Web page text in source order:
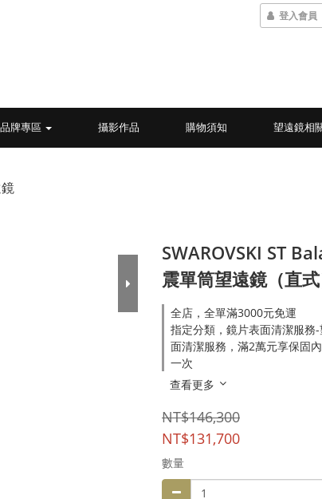
登入會員
牌專區 攝影作品 購物須知 望遠鏡相
SWAROVSKI ST
震單筒望遠鏡（直
全店，全單滿3000元免運
指定分類，鏡片表面清潔服務
面清潔服務，滿2萬元享保固
一次
查看更多
NT$146,300
NT$131,700
數量